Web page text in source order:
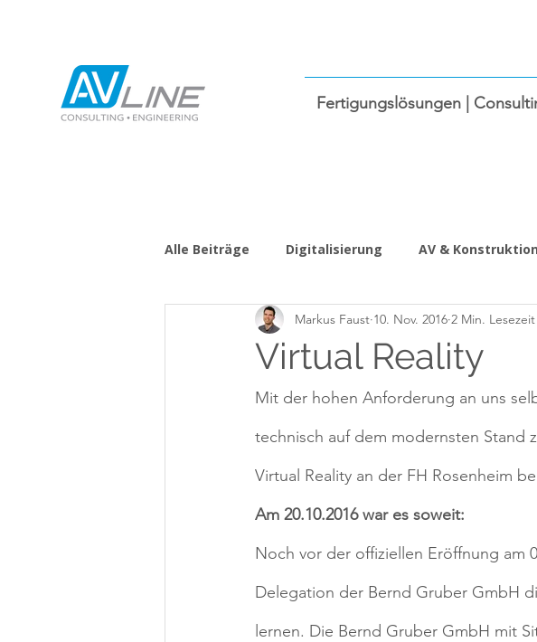
Fertigungslösungen |
Alle Beiträge Digitalisierung AV & Konstruktion
Virtual Reality
Markus Faust 10. Nov. 2016 2 Min. Lesezeit
Mit der hohen Anforderung an uns
technisch auf dem modernsten Stand
Virtual Reality an der FH Rosenheim
Am 20.10.2016 war es soweit:
Noch vor der offiziellen Eröffnung am
Delegation der Bernd Gruber GmbH
lernen. Die Bernd Gruber GmbH mit